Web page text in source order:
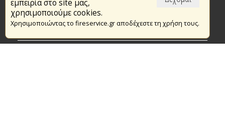
εμπειρία στο site μας,
χρησιμοποιούμε cookies.
Χρησιμοποιώντας το fireservice.gr αποδέχεστε τη χρήση τους.
Το Πυροσβεστικό Σώμα